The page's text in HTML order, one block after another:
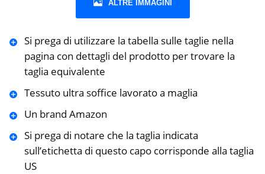
ALTRE IMMAGINI
Si prega di utilizzare la tabella sulle taglie nella
pagina con dettagli del prodotto per trovare la
taglia equivalente
Tessuto ultra soffice lavorato a maglia
Un brand Amazon
Si prega di notare che la taglia indicata
sull’etichetta di questo capo corrisponde alla taglia
US